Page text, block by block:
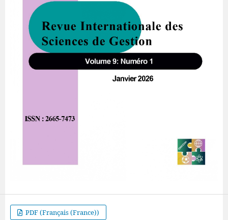
PDF (Français (France))